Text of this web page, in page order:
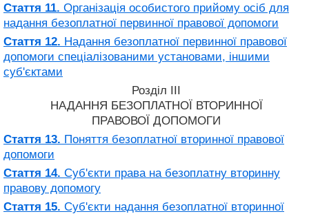
Стаття 11. Організація особистого прийому осіб для
надання безоплатної первинної правової допомоги
Стаття 12. Надання безоплатної первинної правової
допомоги спеціалізованими установами, іншими
суб'єктами
Розділ III
НАДАННЯ БЕЗОПЛАТНОЇ ВТОРИННОЇ
ПРАВОВОЇ ДОПОМОГИ
Стаття 13. Поняття безоплатної вторинної правової
допомоги
Стаття 14. Суб'єкти права на безоплатну вторинну
правову допомогу
Стаття 15. Суб'єкти надання безоплатної вторинної